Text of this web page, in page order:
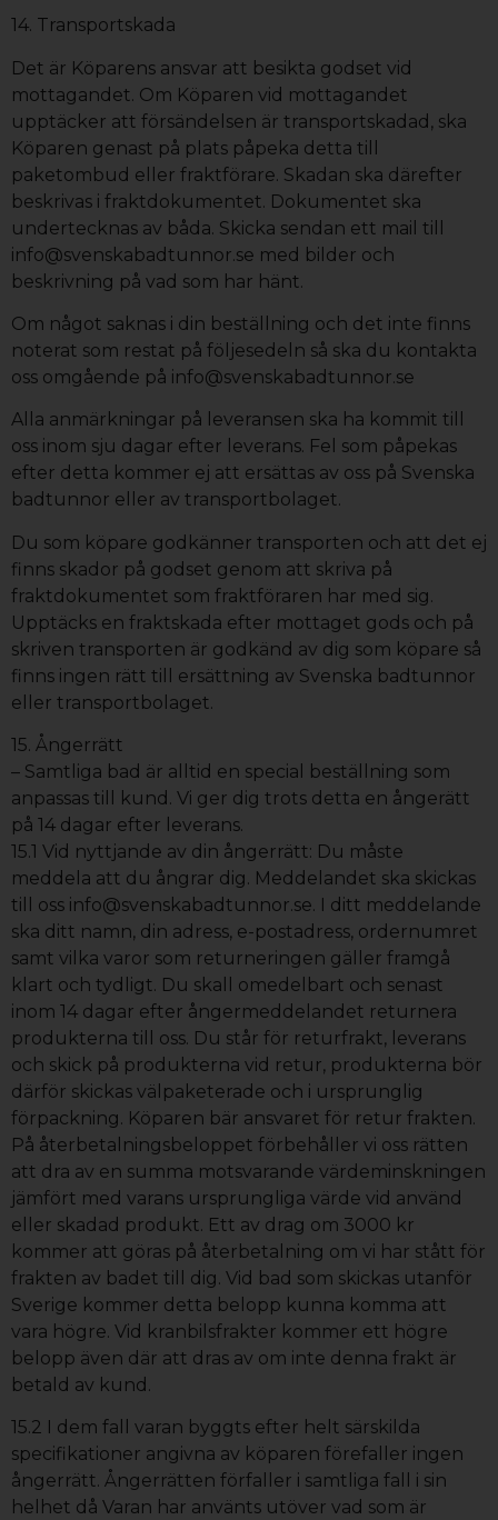
14. Transportskada
Det är Köparens ansvar att besikta godset vid
mottagandet. Om Köparen vid mottagandet
upptäcker att försändelsen är transportskadad, ska
Köparen genast på plats påpeka detta till
paketombud eller fraktförare. Skadan ska därefter
beskrivas i fraktdokumentet. Dokumentet ska
undertecknas av båda. Skicka sendan ett mail till
info@svenskabadtunnor.se med bilder och
beskrivning på vad som har hänt.
Om något saknas i din beställning och det inte finns
noterat som restat på följesedeln så ska du kontakta
oss omgående på info@svenskabadtunnor.se
Alla anmärkningar på leveransen ska ha kommit till
oss inom sju dagar efter leverans. Fel som påpekas
efter detta kommer ej att ersättas av oss på Svenska
badtunnor eller av transportbolaget.
Du som köpare godkänner transporten och att det ej
finns skador på godset genom att skriva på
fraktdokumentet som fraktföraren har med sig.
Upptäcks en fraktskada efter mottaget gods och på
skriven transporten är godkänd av dig som köpare så
finns ingen rätt till ersättning av Svenska badtunnor
eller transportbolaget.
15. Ångerrätt
– Samtliga bad är alltid en special beställning som
anpassas till kund. Vi ger dig trots detta en ångerätt
på 14 dagar efter leverans.
15.1 Vid nyttjande av din ångerrätt: Du måste
meddela att du ångrar dig. Meddelandet ska skickas
till oss info@svenskabadtunnor.se. I ditt meddelande
ska ditt namn, din adress, e-postadress, ordernumret
samt vilka varor som returneringen gäller framgå
klart och tydligt. Du skall omedelbart och senast
inom 14 dagar efter ångermeddelandet returnera
produkterna till oss. Du står för returfrakt, leverans
och skick på produkterna vid retur, produkterna bör
därför skickas välpaketerade och i ursprunglig
förpackning. Köparen bär ansvaret för retur frakten.
På återbetalningsbeloppet förbehåller vi oss rätten
att dra av en summa motsvarande värdeminskningen
jämfört med varans ursprungliga värde vid använd
eller skadad produkt. Ett av drag om 3000 kr
kommer att göras på återbetalning om vi har stått för
frakten av badet till dig. Vid bad som skickas utanför
Sverige kommer detta belopp kunna komma att
vara högre. Vid kranbilsfrakter kommer ett högre
belopp även där att dras av om inte denna frakt är
betald av kund.
15.2 I dem fall varan byggts efter helt särskilda
specifikationer angivna av köparen förefaller ingen
ångerrätt. Ångerrätten förfaller i samtliga fall i sin
helhet då Varan har använts utöver vad som är